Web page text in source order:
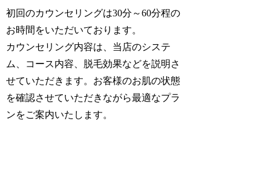
初回のカウンセリングは30分～60分程の
お時間をいただいております。
カウンセリング内容は、当店のシステ
ム、コース内容、脱毛効果などを説明さ
せていただきます。お客様のお肌の状態
を確認させていただきながら最適なプラ
ンをご案内いたします。